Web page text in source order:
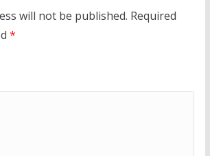
will not be published. Required
*